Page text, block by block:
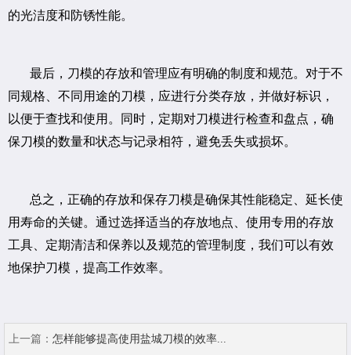
的光洁度和防锈性能。
最后，刀模的存放和管理应有明确的制度和规范。对于不
同规格、不同用途的刀模，应进行分类存放，并做好标识，
以便于查找和使用。同时，定期对刀模进行检查和盘点，确
保刀模的数量和状态与记录相符，避免丢失或损坏。
总之，正确的存放和保存刀模是确保其性能稳定、延长使
用寿命的关键。通过选择适当的存放地点、使用专用的存放
工具、定期清洁和保养以及规范的管理制度，我们可以有效
地保护刀模，提高工作效率。
上一篇： 怎样能够提高使用盐城刀模的效率...